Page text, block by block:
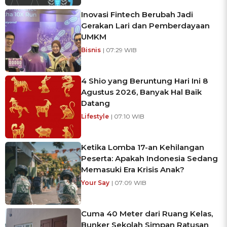
Inovasi Fintech Berubah Jadi
Gerakan Lari dan Pemberdayaan
UMKM
Bisnis | 07:29 WIB
4 Shio yang Beruntung Hari Ini 8
Agustus 2026, Banyak Hal Baik
Datang
Lifestyle | 07:10 WIB
Ketika Lomba 17-an Kehilangan
Peserta: Apakah Indonesia Sedang
Memasuki Era Krisis Anak?
Your Say | 07:09 WIB
Cuma 40 Meter dari Ruang Kelas,
Bunker Sekolah Simpan Ratusan